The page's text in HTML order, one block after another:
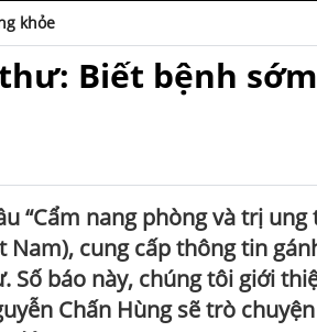
khỏe
Biết bệnh
“Cẩm nang phòng và trị ung
Nam), cung cấp thông tin
báo này, chúng tôi giới
Chấn Hùng sẽ trò